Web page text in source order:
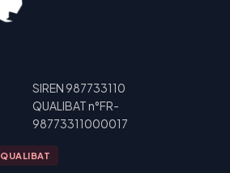
SIREN 987733110
QUALIBAT n°FR-
98773311000017
QUALIBAT